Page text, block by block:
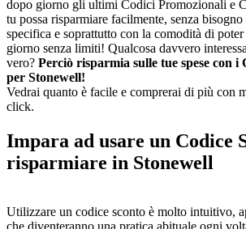
dopo giorno gli ultimi Codici Promozionali e
tu possa risparmiare facilmente, senza bisogno
specifica e soprattutto con la comodità di
giorno senza limiti! Qualcosa davvero
vero? Perciò risparmia sulle tue spese con
per Stonewell!
Vedrai quanto è facile e comprerai di più con
click.
Impara ad usare un Codice
risparmiare in Stonewell
Utilizzare un codice sconto è molto intuitivo,
che diventeranno una pratica abituale ogni